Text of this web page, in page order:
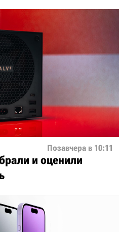
Позавчера в 10:11
и оценили